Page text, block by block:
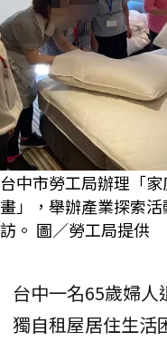
台中市勞工局辦理「
畫」，舉辦產業探索
訪。 圖／勞工局提供
台中一名65歲婦人
獨自租屋居住生活